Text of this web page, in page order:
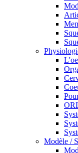
Modèle /